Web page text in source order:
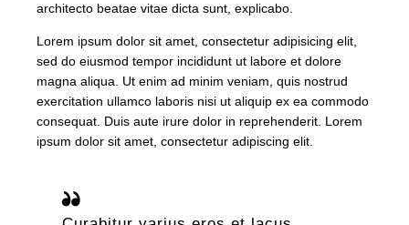
architecto beatae vitae dicta sunt, explicabo.
Lorem ipsum dolor sit amet, consectetur adipisicing elit,
sed do eiusmod tempor incididunt ut labore et dolore
magna aliqua. Ut enim ad minim veniam, quis nostrud
exercitation ullamco laboris nisi ut aliquip ex ea commodo
consequat. Duis aute irure dolor in reprehenderit. Lorem
ipsum dolor sit amet, consectetur adipiscing elit.